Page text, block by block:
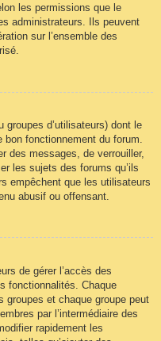
les permissions que le
administrateurs. Ils peuvent
sur l’ensemble des
d’utilisateurs) dont le
fonctionnement du forum.
des messages, de verrouiller,
les sujets des forums qu’ils
empêchent que les utilisateurs
abusif ou offensant.
de gérer l’accès des
fonctionnalités. Chaque
groupes et chaque groupe peut
par l’intermédiaire des
rapidement les